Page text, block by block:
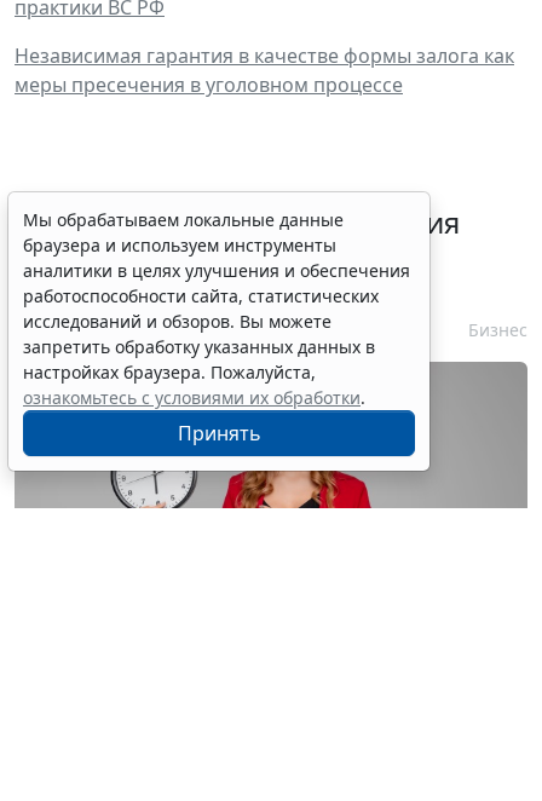
практики ВС РФ
Независимая гарантия в качестве формы залога как
меры пресечения в уголовном процессе
Срок согласования заключения
контракта с единственным
контрагентом сократили
7 августа 2026 16:55 Бизнес
Мы обрабатываем локальные данные
браузера и используем инструменты
аналитики в целях улучшения и обеспечения
работоспособности сайта, статистических
исследований и обзоров. Вы можете
запретить обработку указанных данных в
настройках браузера. Пожалуйста,
ознакомьтесь с условиями их обработки.
Принять